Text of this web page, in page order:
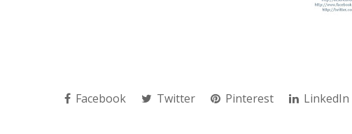
Facebook Twitter Pinterest LinkedIn